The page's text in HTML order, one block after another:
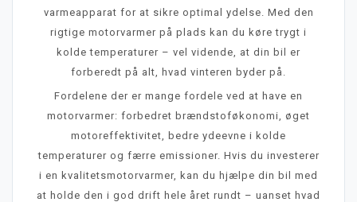
varmeapparat for at sikre optimal ydelse. Med den
rigtige motorvarmer på plads kan du køre trygt i
kolde temperaturer – vel vidende, at din bil er
forberedt på alt, hvad vinteren byder på.
Fordelene der er mange fordele ved at have en
motorvarmer: forbedret brændstoføkonomi, øget
motoreffektivitet, bedre ydeevne i kolde
temperaturer og færre emissioner. Hvis du investerer
i en kvalitetsmotorvarmer, kan du hjælpe din bil med
at holde den i god drift hele året rundt – uanset hvad